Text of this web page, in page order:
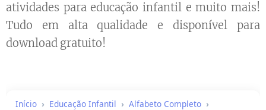
atividades para educação infantil e muito mais!
Tudo em alta qualidade e disponível para
download gratuito!
Início Educação Infantil
Alfabeto Completo